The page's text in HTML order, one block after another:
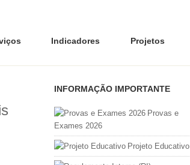
Indicadores Projetos
INFORMAÇÃO IMPORTANTE
Provas e
Exames 2026
Projeto Educativo